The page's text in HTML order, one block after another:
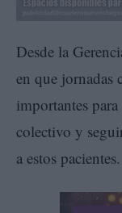
Desde la
en que jornadas
importantes
colectivo y
a estos pacientes.